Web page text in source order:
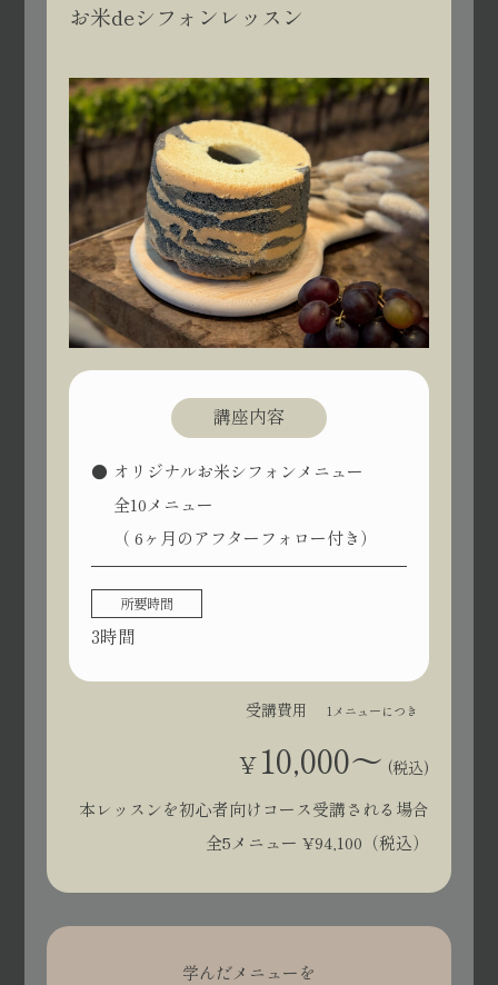
お米deシフォンレッスン
講座内容
オリジナルお米シフォンメニュー
全10メニュー
（ 6ヶ月のアフターフォロー付き）
所要時間
3時間
受講費用 1メニューにつき
¥ 10,000〜 (税込)
本レッスンを初心者向けコース受講される場合
全5メニュー ¥94,100（税込）
学んだメニューを